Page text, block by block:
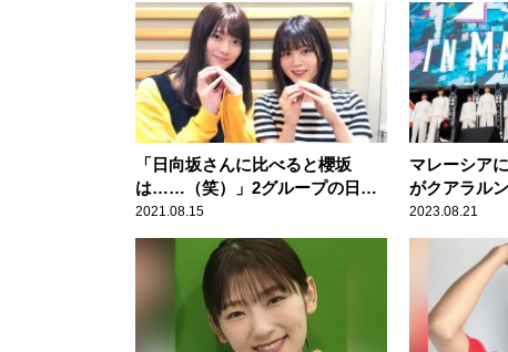
「日向坂さんに比べると櫻坂
は……（笑）」2グループの日焼
け対策の違いを櫻坂46 田村保乃
＆尾関梨香が振り返る
2021.08.15
マレーシア
がクアラル
た！
2023.08.21